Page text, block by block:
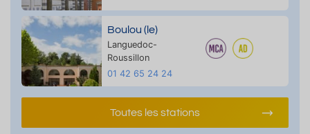
Boulou (le)
Languedoc-
Roussillon
01 42 65 24 24
Toutes les stations